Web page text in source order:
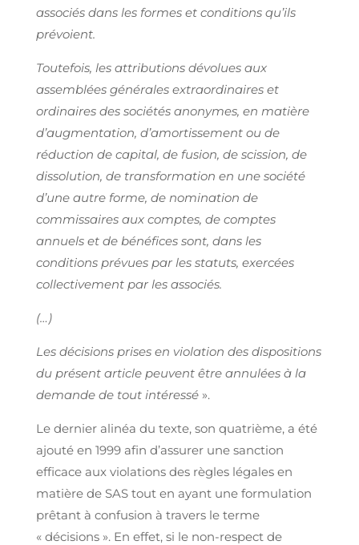
associés dans les formes et conditions qu’ils
prévoient.
Toutefois, les attributions dévolues aux
assemblées générales extraordinaires et
ordinaires des sociétés anonymes, en matière
d’augmentation, d’amortissement ou de
réduction de capital, de fusion, de scission, de
dissolution, de transformation en une société
d’une autre forme, de nomination de
commissaires aux comptes, de comptes
annuels et de bénéfices sont, dans les
conditions prévues par les statuts, exercées
collectivement par les associés.
(…)
Les décisions prises en violation des dispositions
du présent article peuvent être annulées à la
demande de tout intéressé».
Le dernier alinéa du texte, son quatrième, a été
ajouté en 1999 afin d’assurer une sanction
efficace aux violations des règles légales en
matière de SAS tout en ayant une formulation
prêtant à confusion à travers le terme
« décisions ». En effet, si le non-respect de